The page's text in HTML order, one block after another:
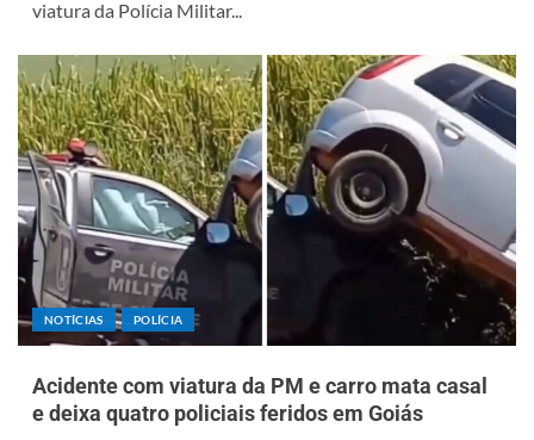
viatura da Polícia Militar...
NOTÍCIAS POLÍCIA
Acidente com viatura da PM e carro mata casal
e deixa quatro policiais feridos em Goiás